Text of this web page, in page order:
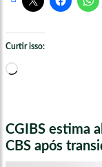
Curtir isso:
Carregando...
CGIBS estima
CBS após